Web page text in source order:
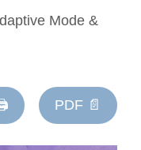
Mode &
PDF 📄